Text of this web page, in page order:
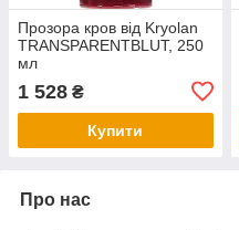
Прозора кров від Kryolan
TRANSPARENTBLUT, 250
мл
1 528 ₴
Купити
Про нас